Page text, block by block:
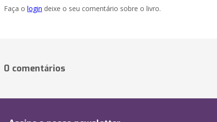
Faça o login deixe o seu comentário sobre o livro.
0 comentários